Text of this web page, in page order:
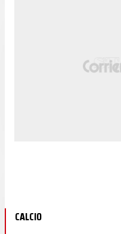
CALCIO